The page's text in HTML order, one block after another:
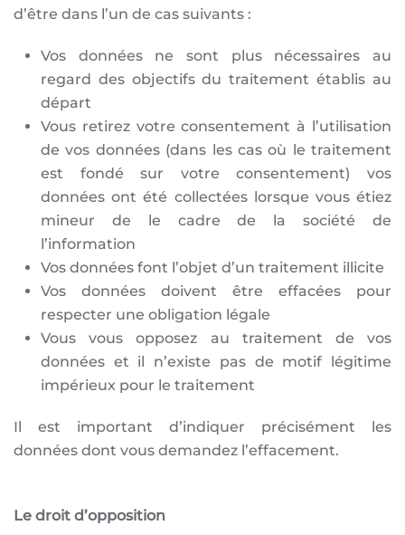
d’être dans l’un de cas suivants :
Vos données ne sont plus nécessaires au
regard des objectifs du traitement établis au
départ
Vous retirez votre consentement à l’utilisation
de vos données (dans les cas où le traitement
est fondé sur votre consentement) vos
données ont été collectées lorsque vous étiez
mineur de le cadre de la société de
l’information
Vos données font l’objet d’un traitement illicite
Vos données doivent être effacées pour
respecter une obligation légale
Vous vous opposez au traitement de vos
données et il n’existe pas de motif légitime
impérieux pour le traitement
Il est important d’indiquer précisément les
données dont vous demandez l’effacement.
Le droit d’opposition